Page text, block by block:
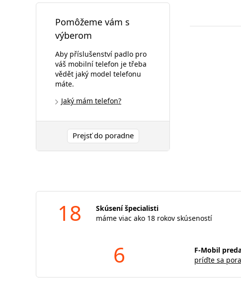
Pomôžeme vám s
výberom
Aby příslušenství padlo pro
váš mobilní telefon je třeba
vědět jaký model telefonu
máte.
Jaký mám telefon?
Prejsť do poradne
18
Skúsení špecialisti
máme viac ako 18 rokov skúseností
6
F-Mobil
príďte sa